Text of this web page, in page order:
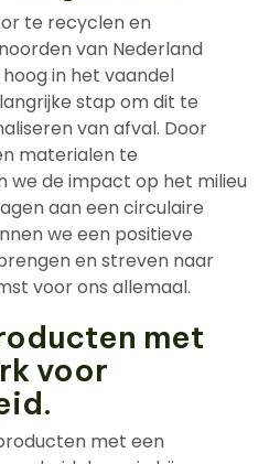
te recyclen en
van Nederland
in het vaandel
stap om dit te
van afval. Door
materialen te
we de impact op het milieu
aan een circulaire
we een positieve
en streven naar
voor ons allemaal.
met
voor
met een